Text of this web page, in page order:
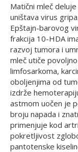
Matični mleč
uništava virus
Epštajn-barovog
frakcija 10-HDA
razvoj tumora i
mleč utiče
limfosarkoma,
oboljenjima od
izdrže
astmom uočen je
broju napada i
primenjuje kod
pokretljivost
pantotenske